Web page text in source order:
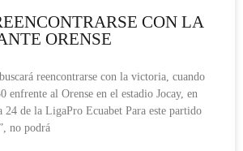
CON LA
ORENSE
reencontrarse con la victoria, cuando
enfrente al Orense en el estadio Jocay, en
24 de la LigaPro Ecuabet Para este partido
no podrá